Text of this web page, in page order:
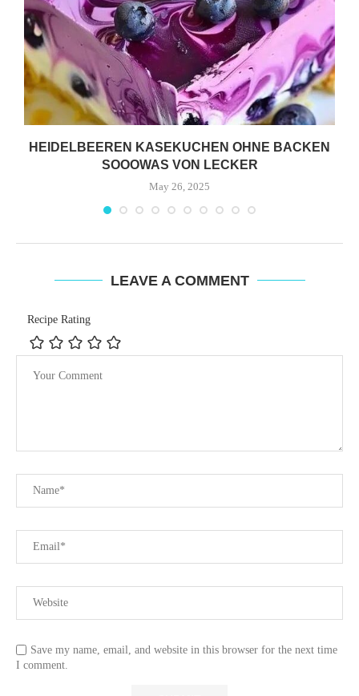
HEIDELBEEREN KASEKUCHEN OHNE BACKEN
SOOOWAS VON LECKER
May 26, 2025
LEAVE A COMMENT
Recipe Rating
Save my name, email, and website in this browser for the next time
I comment.